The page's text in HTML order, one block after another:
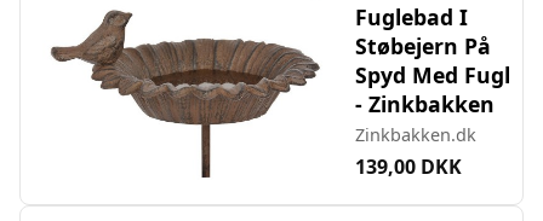
Fuglebad I
Støbejern På
Spyd Med Fugl
- Zinkbakken
Zinkbakken.dk
139,00 DKK